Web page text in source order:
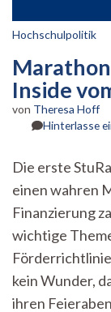
Hochschulpolitik
Inside
von Theresa Hoff
Hinterlasse
Die erste
einen wahren
Finanzierung
wichtige
kein Wunder,
ihren